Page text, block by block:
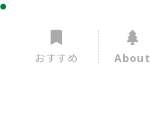
おすすめ About